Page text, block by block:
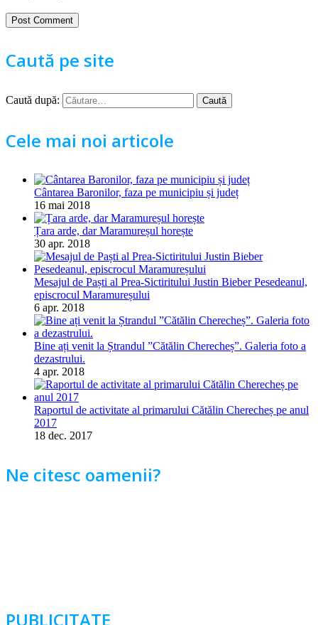
Caută pe site
Caută după:
Cele mai noi articole
Cântarea Baronilor, faza pe municipiu și județ
16 mai 2018
Țara arde, dar Maramureșul horește
30 apr. 2018
Mesajul de Paști al Prea-Sictiritului Justin Bieber Pesedeanul,
episcrocul Maramureșului
6 apr. 2018
Bine ați venit la Ștrandul ”Cătălin Cherecheș”. Galeria foto a
dezastrului.
4 apr. 2018
Raportul de activitate al primarului Cătălin Cherecheș pe anul
2017
18 dec. 2017
Ne citesc oamenii?
PUBLICITATE